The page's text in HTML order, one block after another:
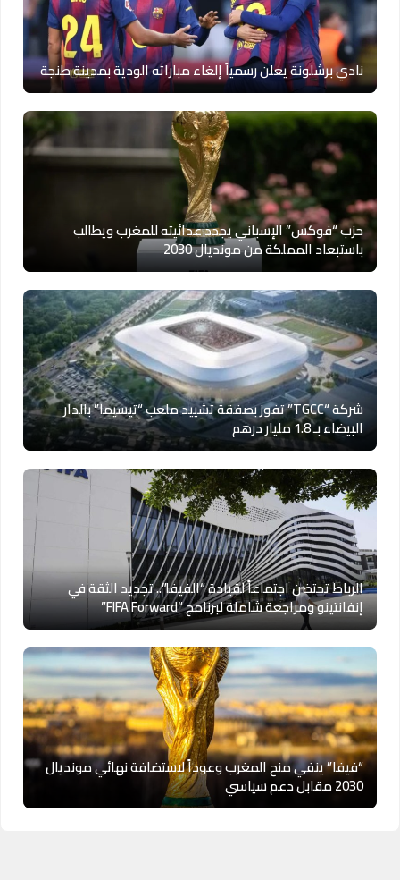
نادي برشلونة يعلن رسمياً إلغاء مباراته الودية بمدينة طنجة
حزب “فوكس” الإسباني يجدد عدائيته للمغرب ويطالب
باستبعاد المملكة من مونديال 2030
شركة “TGCC” تفوز بصفقة تشييد ملعب “تيسيما” بالدار
البيضاء بـ 1.8 مليار درهم
الرباط تحتضن اجتماعاً لقيادة “الفيفا”.. تجديد الثقة في
إنفانتينو ومراجعة شاملة لبرنامج “FIFA Forward”
“فيفا” ينفي منح المغرب وعوداً لاستضافة نهائي مونديال
2030 مقابل دعم سياسي